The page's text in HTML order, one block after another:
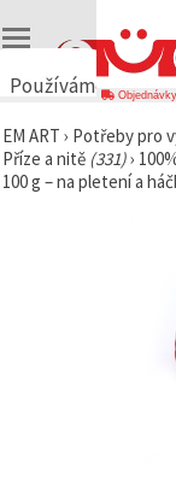
Používáme
🍪
Používáme
cookies a
EM ART › Potřeby pro
Příze a nitě (331)›
100 g – na pletení a